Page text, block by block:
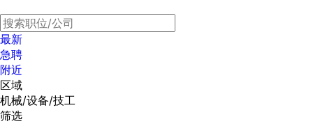
最新
急聘
附近
区域
机械/设备/技工
筛选